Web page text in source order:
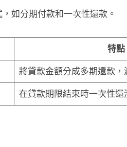
如分期付款和一次性還款。
特點
將貸款金額分成多期還款，
在貸款期限結束時一次性還